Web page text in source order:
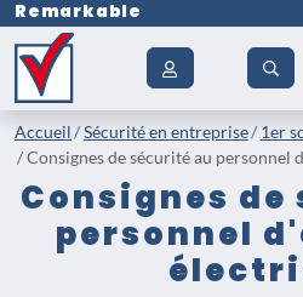
Remarkable
Accueil Sécurité en entreprise 1er
Consignes de sécurité au personnel
Consignes
personnel